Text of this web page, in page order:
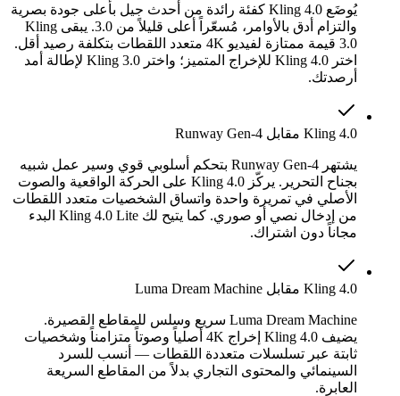
يُوضَع Kling 4.0 كفئة رائدة من أحدث جيل بأعلى جودة بصرية
والتزام أدق بالأوامر، مُسعّراً أعلى قليلاً من 3.0. يبقى Kling
3.0 قيمة ممتازة لفيديو 4K متعدد اللقطات بتكلفة رصيد أقل.
اختر Kling 4.0 للإخراج المتميز؛ واختر Kling 3.0 لإطالة أمد
أرصدتك.
Kling 4.0 مقابل Runway Gen-4
يشتهر Runway Gen-4 بتحكم أسلوبي قوي وسير عمل شبيه
بجناح التحرير. يركّز Kling 4.0 على الحركة الواقعية والصوت
الأصلي في تمريرة واحدة واتساق الشخصيات متعدد اللقطات
من إدخال نصي أو صوري. كما يتيح لك Kling 4.0 Lite البدء
مجاناً دون اشتراك.
Kling 4.0 مقابل Luma Dream Machine
Luma Dream Machine سريع وسلس للمقاطع القصيرة.
يضيف Kling 4.0 إخراج 4K أصلياً وصوتاً متزامناً وشخصيات
ثابتة عبر تسلسلات متعددة اللقطات — أنسب للسرد
السينمائي والمحتوى التجاري بدلاً من المقاطع السريعة
العابرة.